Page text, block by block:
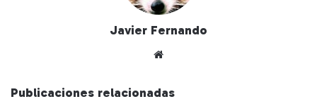
Javier Fernando
we
Publicaciones relacionadas